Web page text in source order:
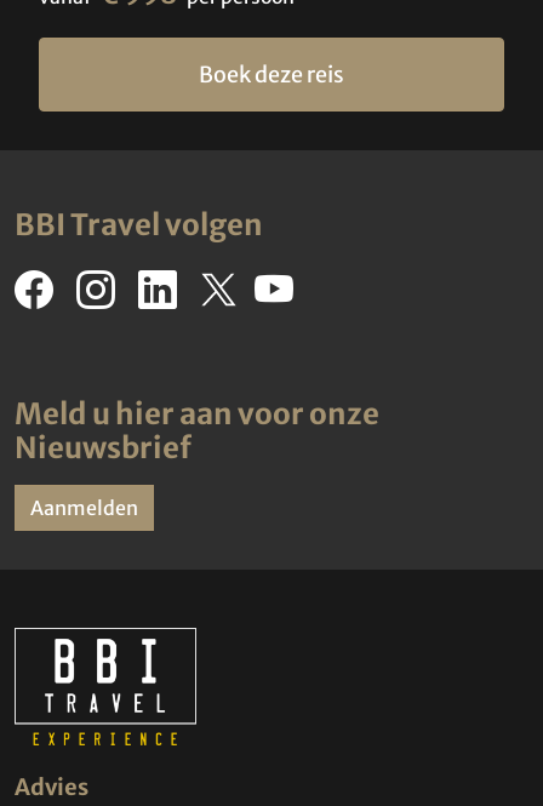
Boek deze reis
BBI Travel volgen
Meld u hier aan voor onze
Nieuwsbrief
Aanmelden
Advies